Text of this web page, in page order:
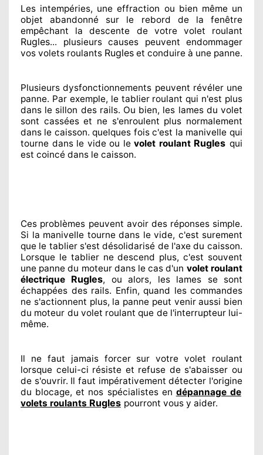
Les intempéries, une effraction ou bien même un
objet abandonné sur le rebord de la fenêtre
empêchant la descente de votre volet roulant
Rugles... plusieurscauses peuvent endommager
vos volets roulants Rugles et conduire à une panne.
Plusieurs dysfonctionnements peuvent révélerune
panne. Par exemple, le tablier roulant qui n'est plus
dans le sillon des rails. Ou bien, les lames du volet
sont casséeset ne s'enroulent plus normalement
dans le caisson. quelques foisc'est la manivelle qui
tourne dans le vide ou levolet roulant Rugles qui
est coincé dans le caisson.
Ces problèmes peuvent avoir des réponses simple.
Si la manivelle tourne dans le vide, c'est surement
que le tablier s'est désolidarisé de l'axe du caisson.
Lorsque le tablier ne descend plus, c'est souvent
une panne du moteur dans le cas d'un volet roulant
électrique Rugles, ou alors, les lames se sont
échappées des rails. Enfin, quand les commandes
ne s'actionnent plus, la panne peut venir aussi bien
du moteur du volet roulant que de l'interrupteur lui-
même.
Il ne faut jamais forcer sur votre volet roulant
lorsque celui-ci résiste et refuse de s'abaisser ou
de s'ouvrir. Il faut impérativement détecter l'origine
du blocage, et nos spécialistesen dépannage de
volets roulants Rugles pourront vous y aider.